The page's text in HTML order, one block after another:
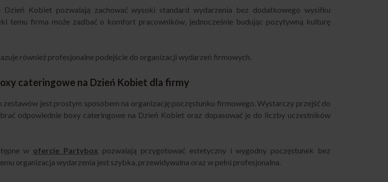
Dzień Kobiet pozwalają zachować wysoki standard wydarzenia bez dodatkowego wysiłku
temu firma może zadbać o komfort pracowników, jednocześnie budując pozytywną kulturę
również profesjonalne podejście do organizacji wydarzeń firmowych.
cateringowe na Dzień Kobiet dla firmy
zestawów jest prostym sposobem na organizację poczęstunku firmowego. Wystarczy przejść do
odpowiednie boxy cateringowe na Dzień Kobiet oraz dopasować je do liczby uczestników
w ofercie Partybox pozwalają przygotować estetyczny i wygodny poczęstunek bez
organizacja wydarzenia jest szybka, przewidywalna oraz w pełni profesjonalna.